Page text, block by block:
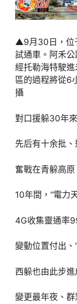
▲9月30日，位
試通車。阿禾公
經托勒海特駛
區的過程將從6
攝
對口援躲30年來
先后有十余批
奮戰在青躲高原
10年間，“電力
4G收集靈通率
變動位置付出、
西躲也由此步進
變更最年夜、